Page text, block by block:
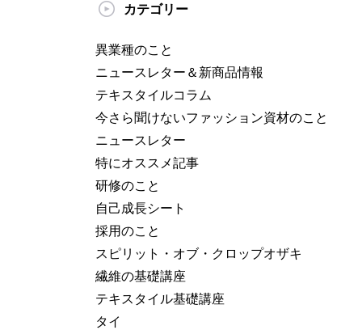
カテゴリー
異業種のこと
ニュースレター＆新商品情報
テキスタイルコラム
今さら聞けないファッション資材のこと
ニュースレター
特にオススメ記事
研修のこと
自己成長シート
採用のこと
スピリット・オブ・クロップオザキ
繊維の基礎講座
テキスタイル基礎講座
タイ